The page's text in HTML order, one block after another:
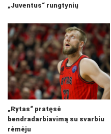
„Juventus“ rungtynių
„Rytas“ pratęsė
bendradarbiavimą su svarbiu
rėmėju